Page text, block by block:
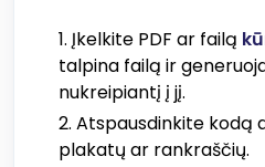
Įkelkite PDF ar failą
talpina failą ir
nukreipiantį į jį.
Atspausdinkite kodą
plakatų ar rankraščių.